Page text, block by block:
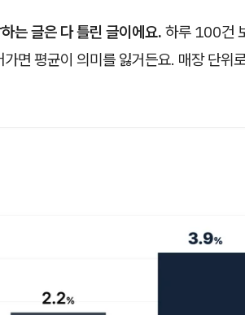
는 글은 다 틀린 글이에요. 하루 100건
면 평균이 의미를 잃거든요. 매장 단위